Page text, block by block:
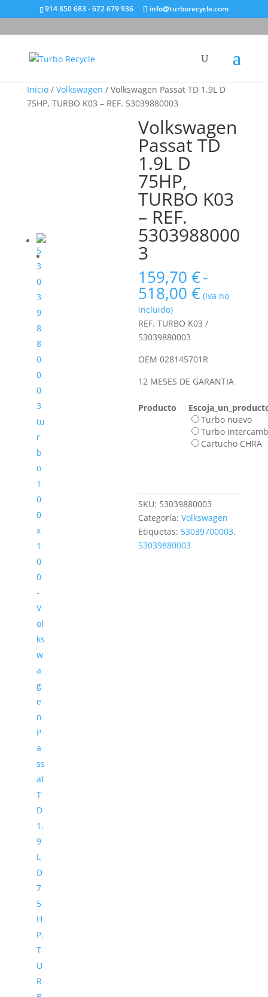
914 850 683 - 672 679 936 info@turborecycle.com
Inicio/ Volkswagen / Volkswagen Passat TD 1.9L D
75HP, TURBO K03 – REF. 53039880003
Volkswagen
Passat TD
1.9L D
75HP,
TURBO K03
– REF.
5303988000
3
159,70€-
518,00€Rango
de
precios:
desde
hasta
518,00 €
(iva no
incluido)
REF. TURBO K03 /
53039880003
OEM 028145701R
12 MESES DE GARANTIA
Producto
Turbo nuevo
Turbo
Cartucho CHRA
SKU: 53039880003
Categoría:Volkswagen
Etiquetas: 53039700003,
53039880003